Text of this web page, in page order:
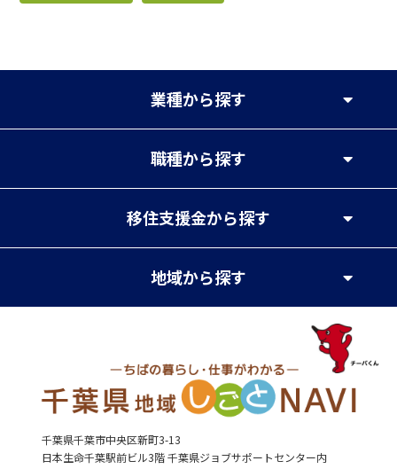
業種から探す
職種から探す
移住支援金から探す
地域から探す
千葉県千葉市中央区新町3-13
日本生命千葉駅前ビル3階 千葉県ジョブサポートセンター内